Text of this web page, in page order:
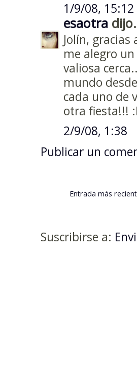
1/9/08, 15:12
esaotra
Jolín,
me alegro
valiosa
mundo
cada uno de
otra fiesta!!!
2/9/08, 1:38
Publicar un
Entrada más
Suscribirse a: